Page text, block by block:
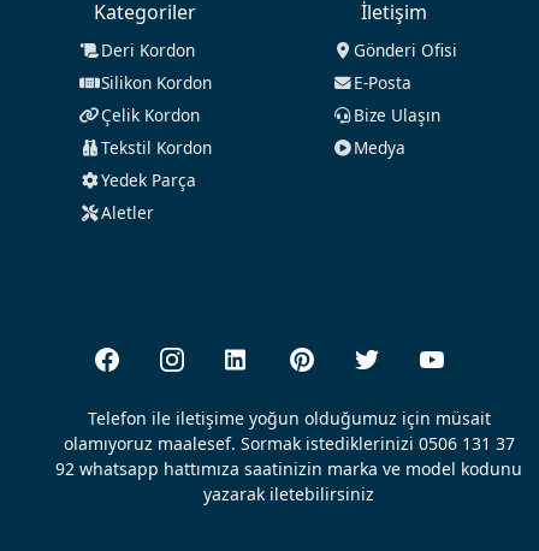
Kategoriler
Deri Kordon
Silikon Kordon
Çelik Kordon
Tekstil Kordon
Yedek Parça
Aletler
İletişim
Gönderi Ofisi
E-Posta
Bize Ulaşın
Medya
Telefon ile iletişime yoğun olduğumuz için müsait
olamıyoruz maalesef. Sormak istediklerinizi 0506 131 37
92 whatsapp hattımıza saatinizin marka ve model kodunu
yazarak iletebilirsiniz